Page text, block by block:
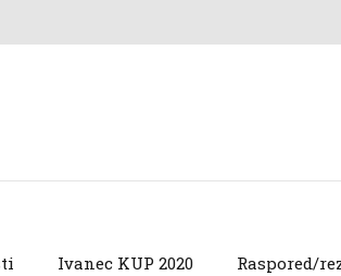
Ivanec KUP 2020 Raspored/